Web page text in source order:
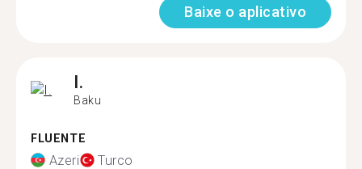
Baixe o aplicativo
I.
Baku
FLUENTE
Azeri Turco